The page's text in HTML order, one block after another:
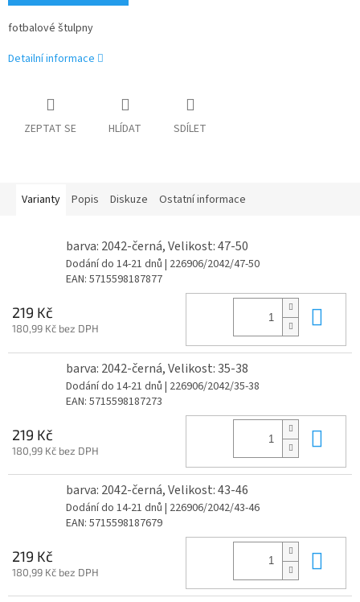
fotbalové štulpny
Detailní informace
ZEPTAT SE HLÍDAT SDÍLET
Varianty Popis Diskuze Ostatní informace
barva: 2042-černá, Velikost: 47-50
Dodání do 14-21 dnů | 226906/2042/47-50
EAN: 5715598187877
219 Kč
180,99 Kč bez DPH
barva: 2042-černá, Velikost: 35-38
Dodání do 14-21 dnů | 226906/2042/35-38
EAN: 5715598187273
219 Kč
180,99 Kč bez DPH
barva: 2042-černá, Velikost: 43-46
Dodání do 14-21 dnů | 226906/2042/43-46
EAN: 5715598187679
219 Kč
180,99 Kč bez DPH